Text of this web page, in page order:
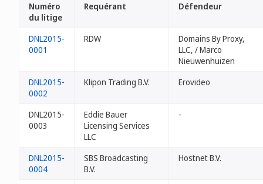
Numéro
du litige
Requérant Défendeur
DNL2015-
0001
RDW
Domains By Proxy,
LLC, / Marco
Nieuwenhuizen
DNL2015-
0002
Klipon Trading B.V. Erovideo
DNL2015-
0003
Eddie Bauer
Licensing Services
LLC
-
DNL2015-
0004
SBS Broadcasting
B.V.
Hostnet B.V.